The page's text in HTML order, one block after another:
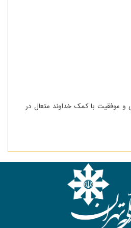
و موفقیت با کمک خداوند متعال در